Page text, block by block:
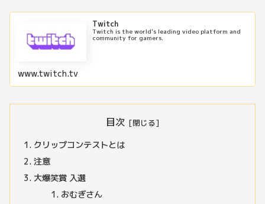
Twitch
Twitch is the world's leading video platform and
community for gamers.
www.twitch.tv
目次
クリップコンテストとは
注意
大爆笑賞 入選
おむぎさん